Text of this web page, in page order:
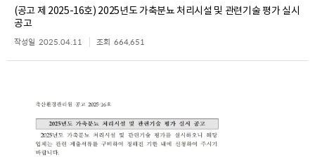
(공고 제 2025-16호) 2025년도 가축분뇨 처리시설 및 관련기술 평가 실시
공고
작성일 2025.04.11 조회 664,651